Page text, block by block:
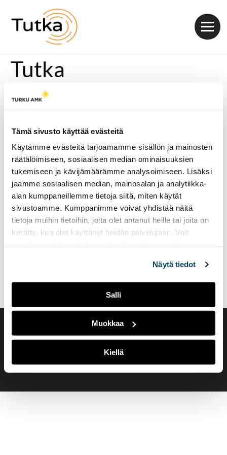
Tämä sivusto käyttää evästeitä
Käytämme evästeitä tarjoamamme sisällön ja mainosten
räätälöimiseen, sosiaalisen median ominaisuuksien
tukemiseen ja kävijämäärämme analysoimiseen. Lisäksi
jaamme sosiaalisen median, mainosalan ja analytiikka-
alan kumppaneillemme tietoja siitä, miten käytät
sivustoamme. Kumppanimme voivat yhdistää näitä
tietoja muihin tietoihin, joita olet antanut heille tai joita on
kerätty, kun olet käyttänyt heidän palvelujaan. Voit
Näytä tiedot
Salli
Muokkaa
Kiellä
Tutka
Evästeasetukset